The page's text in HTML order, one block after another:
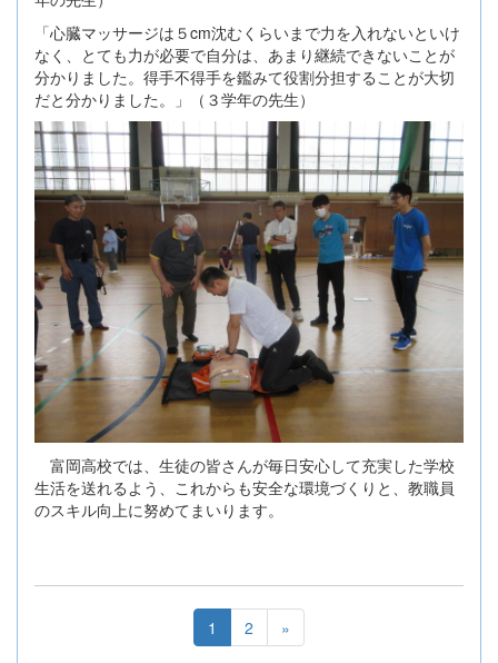
「心臓マッサージは５cm沈むくらいまで力を入れないといけ
なく、とても力が必要で自分は、あまり継続できないことが
分かりました。得手不得手を鑑みて役割分担することが大切
だと分かりました。」（３学年の先生）
富岡高校では、生徒の皆さんが毎日安心して充実した学校
生活を送れるよう、これからも安全な環境づくりと、教職員
のスキル向上に努めてまいります。
1 2 »